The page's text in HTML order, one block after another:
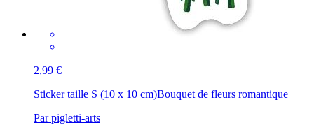
2,99 €
Sticker taille S (10 x 10 cm)Bouquet de fleurs romantique
Par pigletti-arts